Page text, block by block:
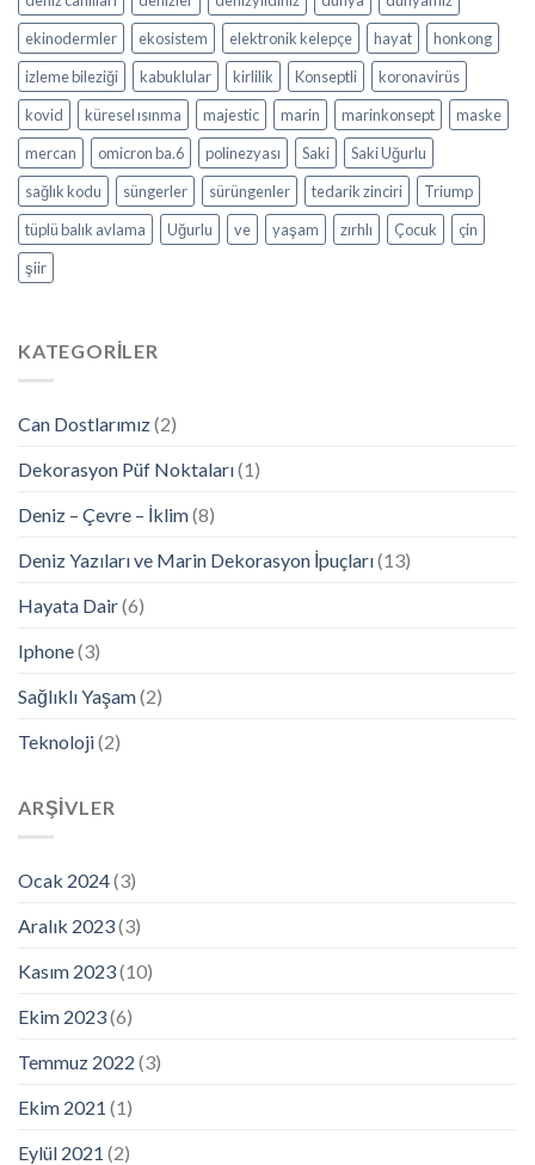
ekinodermler
ekosistem elektronik kelepçe hayat
honkong
izleme bileziği
kabuklular kirlilik Konseptli
koronavirüs
kovid
küresel ısınma majestic marin marinkonsept
maske
mercan
omicron ba.6 polinezyası Saki
Saki Uğurlu
sağlık kodu
süngerler sürüngenler tedarik zinciri
Triump
tüplü balık avlama
Uğurlu ve yaşam zırhlı Çocuk
çin
şiir
KATEGORILER
Can Dostlarımız(2)
Dekorasyon Püf Noktaları(1)
Deniz – Çevre – İklim(8)
Deniz Yazıları ve Marin Dekorasyon İpuçları(13)
Hayata Dair(6)
Iphone(3)
Sağlıklı Yaşam(2)
Teknoloji(2)
ARŞIVLER
Ocak 2024(3)
Aralık 2023(3)
Kasım 2023(10)
Ekim 2023(6)
Temmuz 2022 (3)
Ekim 2021 (1)
Eylül 2021 (2)